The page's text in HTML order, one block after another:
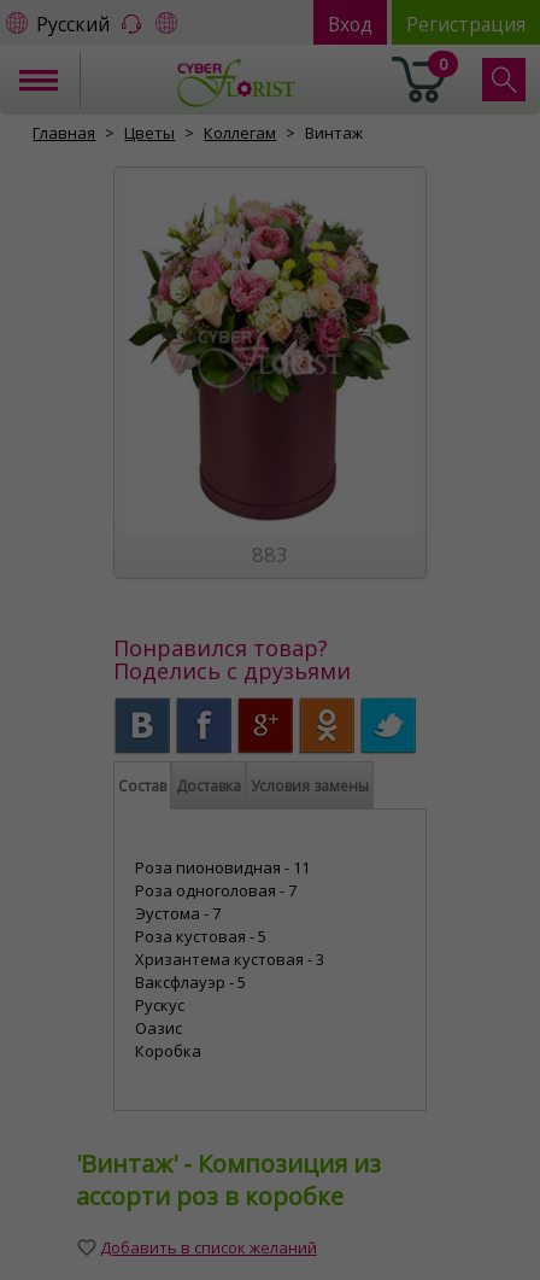
Русский Вход Регистрация
0
Главная Цветы Коллегам Винтаж
883
Понравился товар?
Поделись с друзьями
Состав Доставка Условия замены
Роза пионовидная - 11
Роза одноголовая - 7
Эустома - 7
Роза кустовая - 5
Хризантема кустовая - 3
Ваксфлауэр - 5
Рускус
Оазис
Коробка
'Винтаж' - Композиция из
ассорти роз в коробке
Добавить в список желаний